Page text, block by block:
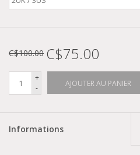
C$100.00 C$75.00
+
-
AJOUTER AU PANIER
Informations